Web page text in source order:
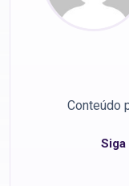
Conteúdo
Siga